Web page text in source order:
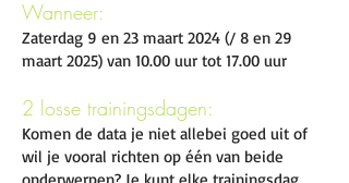
Wanneer:
Zaterdag 9 en 23 maart 2024 (/ 8 en 29
maart 2025) van 10.00 uur tot 17.00 uur
2 losse trainingsdagen:
Komen de data je niet allebei goed uit of
wil je vooral richten op één van beide